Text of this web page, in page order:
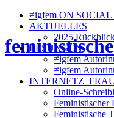
≠igfem ON
AKTUELLES
2025
LESUNGEN
≠igfem
≠igfem
Online-
Feministischer
Feministische